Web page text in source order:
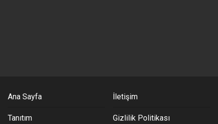
Ana Sayfa İletişim
Tanıtım Gizlilik Politikası